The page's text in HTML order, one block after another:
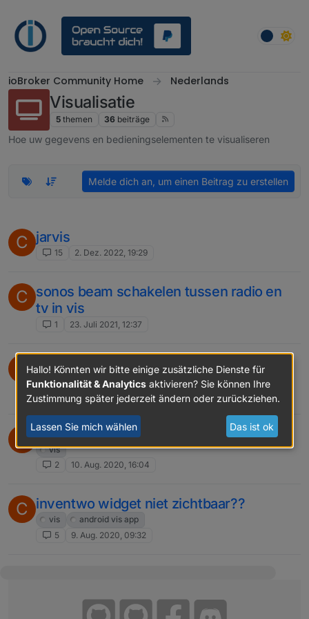
ioBroker Community Home Nederlands
Visualisatie
5 themen 36 beiträge
Hoe uw gegevens en bedieningselementen te visualiseren
Melde dich an, um einen Beitrag zu erstellen
C jarvis
15 2. Dez. 2022, 19:29
C sonos beam schakelen tussen radio en
tv in vis
1 23. Juli 2021, 12:37
C visualisatie wil niet opstarten
vis
13
24. Aug. 2020, 09:39
C verwarming in vis maken
vis
2
10. Aug. 2020, 16:04
C inventwo widget niet zichtbaar??
vis
android vis app
5
9. Aug. 2020, 09:32
Hallo! Könnten wir bitte einige zusätzliche Dienste für
Funktionalität & Analytics aktivieren? Sie können Ihre
Zustimmung später jederzeit ändern oder zurückziehen.
Lassen Sie mich wählen Das ist ok